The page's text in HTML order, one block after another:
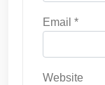
Email *
Website